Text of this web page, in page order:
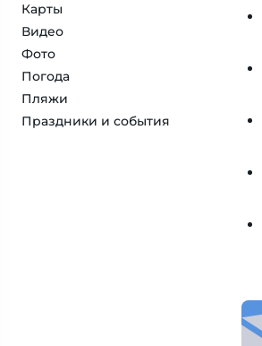
Карты
Видео
Фото
Погода
Пляжи
Праздники и события